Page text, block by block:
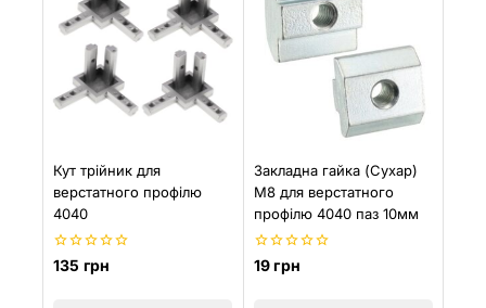
Кут трійник для
верстатного профілю
4040
0
135 грн
Закладна гайка (Сухар)
М8 для верстатного
профілю 4040 паз 10мм
0
19грн